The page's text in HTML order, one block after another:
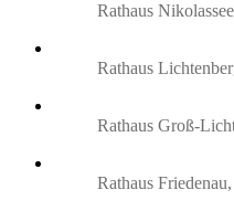
Rathaus
Rathaus
Rathaus Groß-
Rathaus